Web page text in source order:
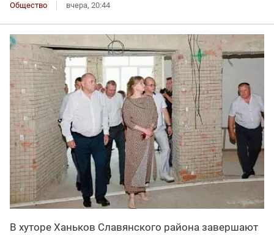
Общество вчера, 20:44
В хуторе Ханьков Славянского района завершают